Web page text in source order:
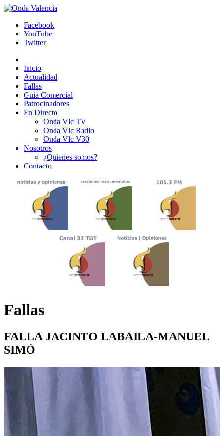
Facebook
YouTube
Twitter
Inicio
Actualidad
Fallas
Guia Comercial
Patrocinadores
En Directo
Onda Vlc TV
Onda Vlc Radio
Onda Vlc V30
Nosotros
¿Quienes somos?
Contacto
Fallas
FALLA JACINTO LABAILA-MANUEL
SIMÓ